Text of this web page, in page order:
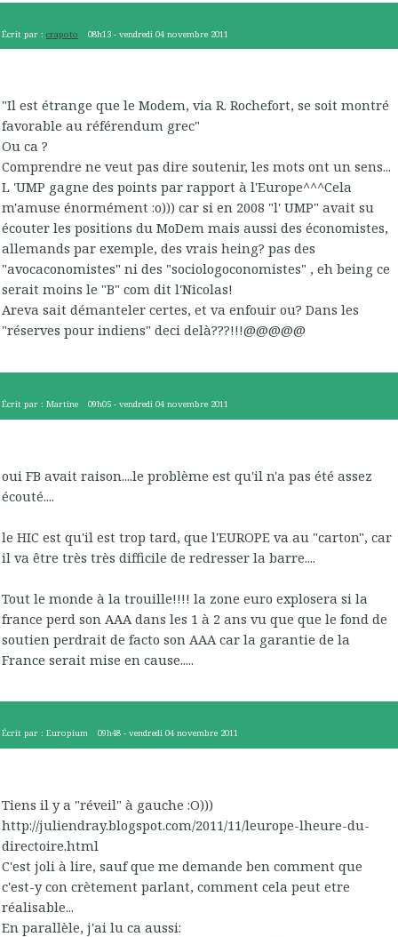
Écrit par : crapoto 08h13 -vendredi 04 novembre 2011
"Il est étrange que le Modem, via R. Rochefort, se soit montré
favorable au référendum grec"
Ou ca ?
Comprendre ne veut pas dire soutenir, les mots ont un sens...
L 'UMP gagne des points par rapport à l'Europe^^^Cela
m'amuse énormément :o))) car si en 2008 "l' UMP" avait su
écouter les positions du MoDem mais aussi des économistes,
allemands par exemple, des vrais heing? pas des
"avocaconomistes" ni des "sociologoconomistes" , eh being ce
serait moins le "B" com dit l'Nicolas!
Areva sait démanteler certes, et va enfouir ou? Dans les
"réserves pour indiens" deci delà???!!!@@@@@
Écrit par : Martine 09h05 -vendredi 04 novembre 2011
oui FB avait raison....le problème est qu'il n'a pas été assez
écouté....
le HIC est qu'il est trop tard, que l'EUROPE va au "carton", car
il va être très très difficile de redresser la barre....
Tout le monde à la trouille!!!! la zone euro explosera si la
france perd son AAA dans les 1 à 2 ans vu que que le fond de
soutien perdrait de facto son AAA car la garantie de la
France serait mise en cause.....
Écrit par : Europium 09h48 -vendredi 04 novembre 2011
Tiens il y a "réveil" à gauche :O)))
http://juliendray.blogspot.com/2011/11/leurope-lheure-du-
directoire.html
C'est joli à lire, sauf que me demande ben comment que
c'est-y con crètement parlant, comment cela peut etre
réalisable...
En parallèle, j'ai lu ca aussi: